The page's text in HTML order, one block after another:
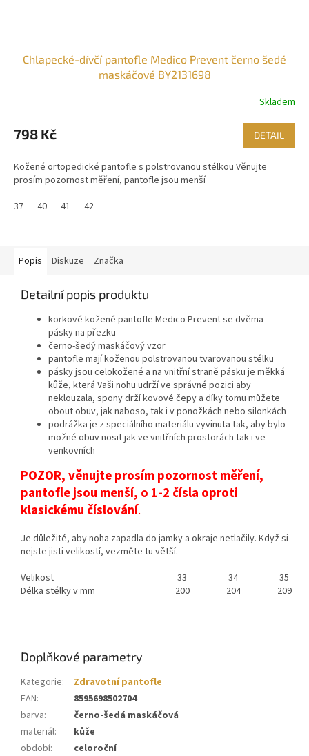
Chlapecké-dívčí pantofle Medico Prevent černo šedé
maskáčové BY2131698
Skladem
798 Kč DETAIL
Kožené ortopedické pantofle s polstrovanou stélkou Věnujte
prosím pozornost měření, pantofle jsou menší
37
40 41 42
Popis Diskuze Značka
Detailní popis produktu
korkové kožené pantofle Medico Prevent se dvěma
pásky na přezku
černo-šedý maskáčový vzor
pantofle mají koženou polstrovanou tvarovanou stélku
pásky jsou celokožené a na vnitřní straně pásku je měkká
kůže, která Vaši nohu udrží ve správné pozici aby
neklouzala, spony drží kovové čepy a díky tomu můžete
obout obuv, jak naboso, tak i v ponožkách nebo silonkách
podrážka je z speciálního materiálu vyvinuta tak, aby bylo
možné obuv nosit jak ve vnitřních prostorách tak i ve
venkovních
POZOR, věnujte prosím pozornost měření,
pantofle jsou menší, o 1-2 čísla oproti
klasickému číslování.
Je důležité, aby noha zapadla do jamky a okraje netlačily. Když si
nejste jisti velikostí, vezměte tu větší.
Velikost
33 34
35
Délka stélky v mm
200 204 209
Doplňkové parametry
Kategorie:
Zdravotní pantofle
EAN:
8595698502704
barva:
černo-šedá maskáčová
materiál:
kůže
období: celoroční